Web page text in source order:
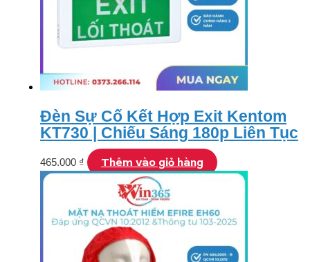
Đèn Sự Cố Kết Hợp Exit Kentom
KT730 | Chiếu Sáng 180p Liên Tục
465.000 ₫ Thêm vào giỏ hàng